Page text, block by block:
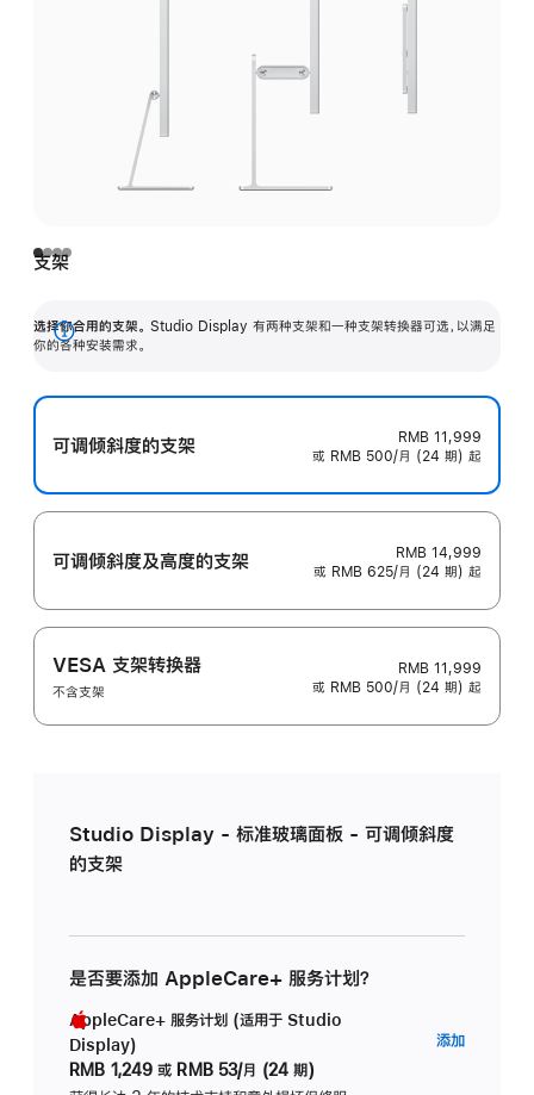
支架
选择你合用的支架。 Studio Display 有两种支架和一种支架转换器可选，以满足
你的各种安装需求。
展
可调倾斜度的支架
RMB 11,999
或 RMB 500/月 (24 期) 起
可调倾斜度及高‍度的支‍架
RMB 14,999
或 RMB 625/月 (24 期) 起
VESA 支架转换器
不含支架
RMB 11,999
或 RMB 500/月 (24 期) 起
Studio Display - 标准玻璃面板 - 可调倾斜度
的支架
是否要添加 AppleCare+ 服务计划？
AppleCare+ 服务计划 (适用于 Studio
Display)
RMB 1,249 或 RMB 53/月 (24 期)
添加